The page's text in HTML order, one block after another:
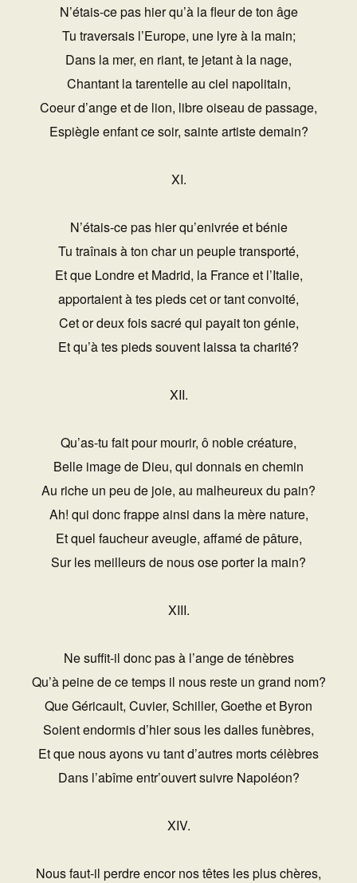
N’étais-ce pas hier qu’à la fleur de ton âge
Tu traversais l’Europe, une lyre à la main;
Dans la mer, en riant, te jetant à la nage,
Chantant la tarentelle au ciel napolitain,
Coeur d’ange et de lion, libre oiseau de passage,
Espiègle enfant ce soir, sainte artiste demain?
XI.
N’étais-ce pas hier qu’enivrée et bénie
Tu traînais à ton char un peuple transporté,
Et que Londre et Madrid, la France et l’Italie,
apportaient à tes pieds cet or tant convoité,
Cet or deux fois sacré qui payait ton génie,
Et qu’à tes pieds souvent laissa ta charité?
XII.
Qu’as-tu fait pour mourir, ô noble créature,
Belle image de Dieu, qui donnais en chemin
Au riche un peu de joie, au malheureux du pain?
Ah! qui donc frappe ainsi dans la mère nature,
Et quel faucheur aveugle, affamé de pâture,
Sur les meilleurs de nous ose porter la main?
XIII.
Ne suffit-il donc pas à l’ange de ténèbres
Qu’à peine de ce temps il nous reste un grand nom?
Que Géricault, Cuvier, Schiller, Goethe et Byron
Soient endormis d’hier sous les dalles funèbres,
Et que nous ayons vu tant d’autres morts célèbres
Dans l’abîme entr’ouvert suivre Napoléon?
XIV.
Nous faut-il perdre encor nos têtes les plus chères,